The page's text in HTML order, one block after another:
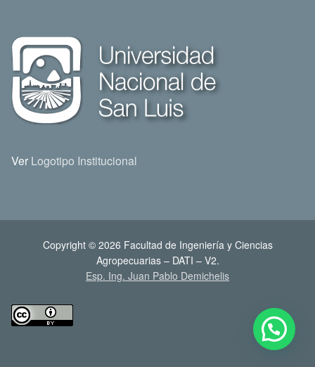
Ver Logotipo Institucional
Copyright © 2026 Facultad de Ingeniería y Ciencias
Agropecuarias – DATI – V2.
Esp. Ing. Juan Pablo Demichelis